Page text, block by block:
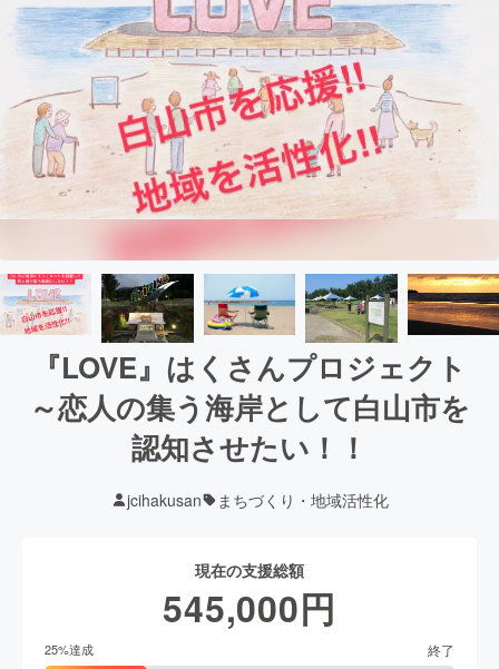
『LOVE』はくさんプロジェクト
～恋人の集う海岸として白山市を
認知させたい！！
jcihakusan まちづくり・地域活性化
現在の支援総額
545,000円
25%達成 終了